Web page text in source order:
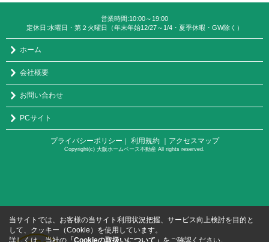
営業時間:10:00～19:00
定休日:水曜日・第２火曜日（年末年始12/27～1/4・夏季休暇・GW除く）
ホーム
会社概要
お問い合わせ
PCサイト
プライバシーポリシー ｜ 利用規約 ｜アクセスマップ
Copyright(c) 大阪ホームベース不動産 All rights reserved.
当サイトでは、お客様の当サイト利用状況把握、サービス向上検討を目的と
して、クッキー（Cookie）を使用しています。
詳しくは、当社の 「Cookieの取扱いについて」 をご確認ください。